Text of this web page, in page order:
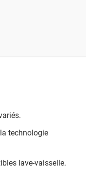
technologie
lave-vaisselle.